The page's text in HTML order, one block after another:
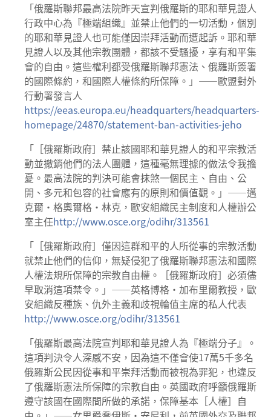
「俄羅斯聯邦最高法院昨天宣判俄羅斯的耶和華見證人
行政中心為『極端組織』並禁止他們的一切活動，個別
的耶和華見證人也可能僅因崇拜活動而遭起訴。耶和華
見證人以及其他宗教團體，都該不受騷擾，享有和平集
會的自由。這些權利都受俄羅斯聯邦憲法、俄羅斯簽署
的國際條約，和國際人權條約所保障。」——歐盟對外
行動署發言人
https://eeas.europa.eu/headquarters/headquarters-
homepage/24870/statement-ban-activities-jeho
「［俄羅斯政府］禁止該國耶和華見證人的和平宗教活
動並撤銷他們的法人團體，這種毫無理據的做法令我擔
憂。最高法院的判決可能會抹煞一個民主、自由、公
開、多元和包容的社會應有的原則和價值觀。」——邁
克爾·格奧爾格·林克，歐安組織民主制度和人權辦公
室主任http://www.osce.org/odihr/313561
「［俄羅斯政府］僅因這群和平的人所從事的宗教活動
就禁止他們的信仰，無疑侵犯了俄羅斯聯邦憲法和國際
人權法規所保障的宗教自由權。［俄羅斯政府］必須儘
早取消這項禁令。」——英格博格·加布里爾教授，歐
安組織反種族、仇外主義和歧視輪值主席的私人代表
http://www.osce.org/odihr/313561
「俄羅斯最高法院宣判耶和華見證人為『極端分子』。
這項判決令人深感不安，因為這不僅會使17萬5千多名
俄羅斯公民因從事和平崇拜活動而被視為罪犯，也違反
了俄羅斯憲法所保障的宗教自由。英國政府呼籲俄羅斯
遵守該國在國際間所做的承諾，保障基本［人權］自